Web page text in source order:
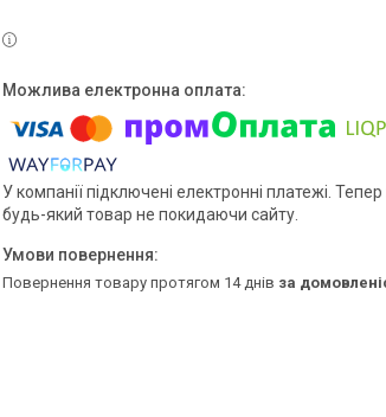
У компанії підключені електронні платежі.
будь-який товар не покидаючи сайту.
повернення товару протягом 14 днів за